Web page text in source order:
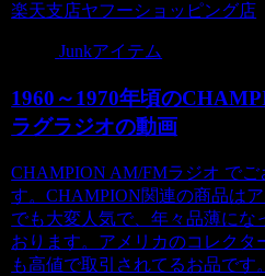
楽天支店ヤフーショッピング店
Junkアイテム
1960～1970年頃の
ラグラジオの動画
CHAMPION AM/FMラジオ でご
す。CHAMPION関連の商品は
でも大変人気で、年々品薄にな
おります。アメリカのコレクタ
も高値で取引されてるお品です